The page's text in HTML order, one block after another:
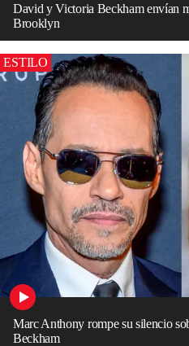
David y Victoria Beckham envían
Brooklyn
ESTILO
Marc Anthony rompe su silencio
Beckham